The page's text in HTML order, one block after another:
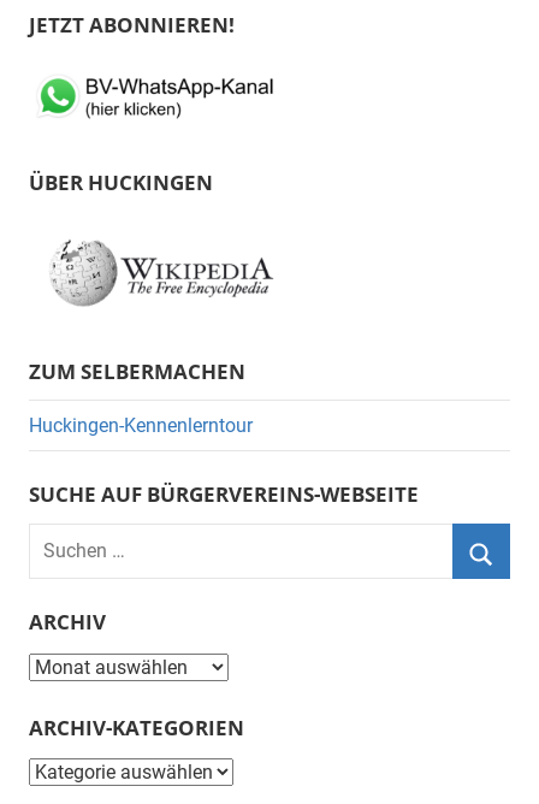
JETZT ABONNIEREN!
ÜBER HUCKINGEN
ZUM SELBERMACHEN
Huckingen-Kennenlerntour
SUCHE AUF BÜRGERVEREINS-WEBSEITE
Suchen
nach:
ARCHIV
Archiv
ARCHIV-KATEGORIEN
Archiv-